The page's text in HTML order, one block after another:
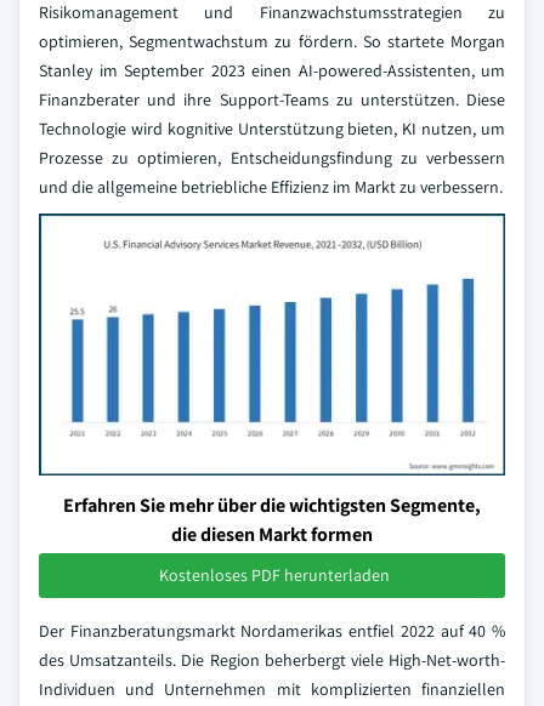
Risikomanagement und Finanzwachstumsstrategien zu
optimieren, Segmentwachstum zu fördern. So startete Morgan
Stanley im September 2023 einen AI-powered-Assistenten, um
Finanzberater und ihre Support-Teams zu unterstützen. Diese
Technologie wird kognitive Unterstützung bieten, KI nutzen, um
Prozesse zu optimieren, Entscheidungsfindung zu verbessern
und die allgemeine betriebliche Effizienz im Markt zu verbessern.
Erfahren Sie mehr über die wichtigsten Segmente,
die diesen Markt formen
Kostenloses PDF herunterladen
Der Finanzberatungsmarkt Nordamerikas entfiel 2022 auf 40 %
des Umsatzanteils. Die Region beherbergt viele High-Net-worth-
Individuen und Unternehmen mit komplizierten finanziellen